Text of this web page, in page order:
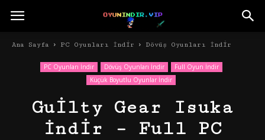
Ana Sayfa PC Oyunları İndir Dövüş Oyunları İndir
PC Oyunları İndir Dövüş Oyunları İndir
Full Oyun İndir
Küçük Boyutlu Oyunlar İndir
Guilty Gear Isuka
İndir – Full PC